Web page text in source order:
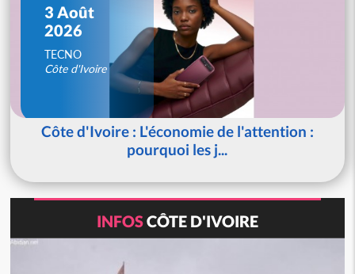
3 Août
2026
TECNO
Côte d'Ivoire
Côte d'Ivoire : L'économie de l'attention :
pourquoi les j...
INFOSCÔTE D'IVOIRE